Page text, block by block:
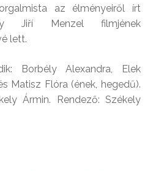
az élményeiről írt
Jiří Menzel filmjének
lett.
Borbély Alexandra, Elek
Matisz Flóra (ének, hegedű).
Ármin. Rendező: Székely